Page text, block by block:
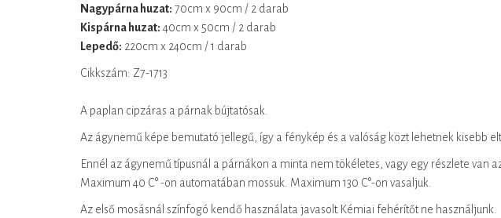
Nagypárna huzat: 70cm x 90cm / 2 darab
Kispárna huzat: 40cm x 50cm / 2 darab
Lepedő: 220cm x 240cm / 1 darab
Cikkszám: Z7-1713
A paplan cipzáras a párnak bújtatósak.
Az ágynemű képe bemutató jellegű, így a fénykép és a valóság közt lehetnek kisebb
Ennél az ágynemű típusnál a párnákon a minta nem tökéletes, vagy egy részlete van
Maximum 40 C° -on automatában mossuk. Maximum 130 C°-on vasaljuk.
Az első mosásnál színfogó kendő használata javasolt.Kémiai fehérítőt ne használjunk.